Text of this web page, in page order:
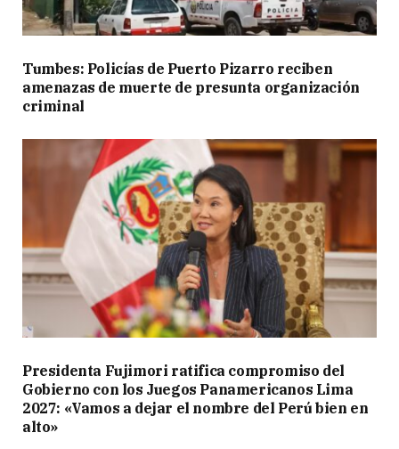
Tumbes: Policías de Puerto Pizarro reciben
amenazas de muerte de presunta organización
criminal
Presidenta Fujimori ratifica compromiso del
Gobierno con los Juegos Panamericanos Lima
2027: «Vamos a dejar el nombre del Perú bien en
alto»